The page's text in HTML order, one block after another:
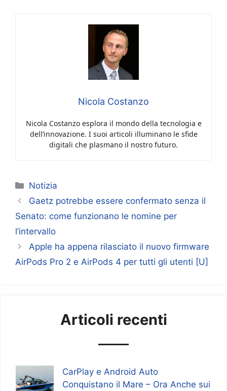
Nicola Costanzo
Nicola Costanzo esplora il mondo della tecnologia e
dell’innovazione. I suoi articoli illuminano le sfide
digitali che plasmano il nostro futuro.
Categorie
Notizia
Gaetz potrebbe essere confermato senza il
Senato: come funzionano le nomine per
l’intervallo
Apple ha appena rilasciato il nuovo firmware
AirPods Pro 2 e AirPods 4 per tutti gli utenti [U]
Articoli recenti
CarPlay e Android Auto
Conquistano il Mare – Ora Anche sui